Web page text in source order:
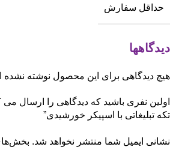
حداقل سفارش
دیدگاهها
هیچ دیدگاهی برای این محصول نوشته
تکه تبلیغاتی با اسپیکر خورشیدی”
نشانی ایمیل شما منتشر نخواهد شد.